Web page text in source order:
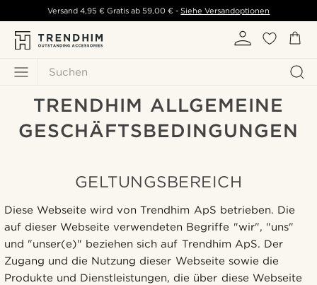
Suchen
Versand 4,95 € Gratis ab 59,00 € - Siehe Versandoptionen
TRENDHIM ALLGEMEINE
GESCHÄFTSBEDINGUNGEN
GELTUNGSBEREICH
Diese Webseite wird von Trendhim ApS betrieben. Die
auf dieser Webseite verwendeten Begriffe "wir", "uns"
und "unser(e)" beziehen sich auf Trendhim ApS. Der
Zugang und die Nutzung dieser Webseite sowie die
Produkte und Dienstleistungen, die über diese Webseite